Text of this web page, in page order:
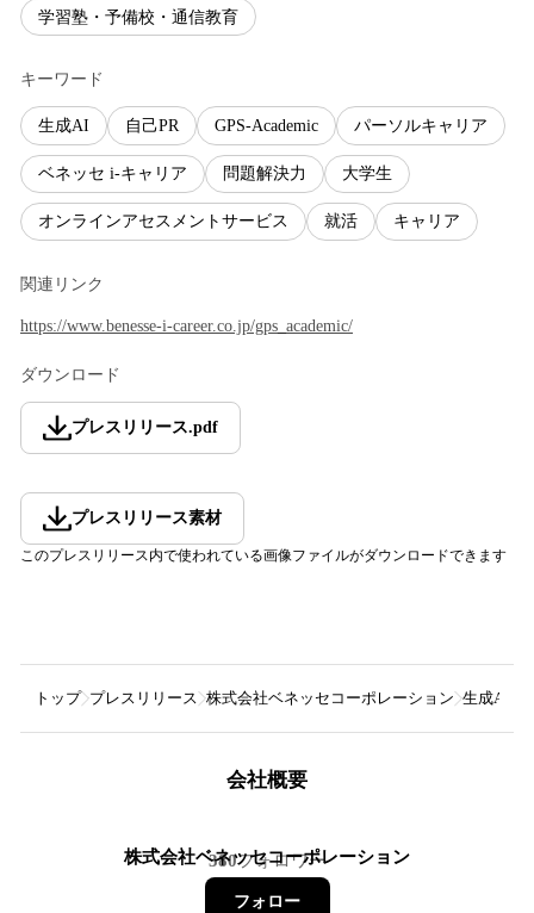
学習塾・予備校・通信教育
キーワード
生成AI 自己PR GPS-Academic パーソルキャリア
ベネッセ i-キャリア 問題解決力 大学生
オンラインアセスメントサービス 就活 キャリア
関連リンク
https://www.benesse-i-career.co.jp/gps_academic/
ダウンロード
プレスリリース.pdf
プレスリリース素材
このプレスリリース内で使われている画像ファイルがダウンロードできます
トップ プレスリリース 株式会社ベネッセコーポレーション 生成AIに
会社概要
株式会社ベネッセコーポレーション
380フォロワー
フォロー